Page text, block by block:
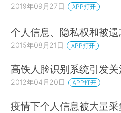
2019年09月27日 APP打开
个人信息、隐私权和被遗
2015年08月21日 APP打开
高铁人脸识别系统引发关
2012年04月20日 APP打开
疫情下个人信息被大量采